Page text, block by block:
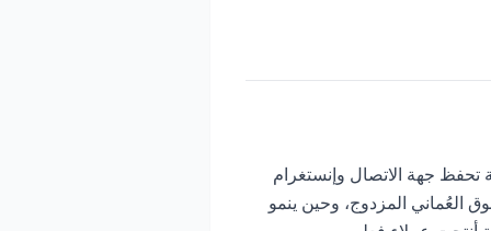
تحفظ جهة الاتصال وإنستغرام
العُماني المزدوج، وحين ينمو